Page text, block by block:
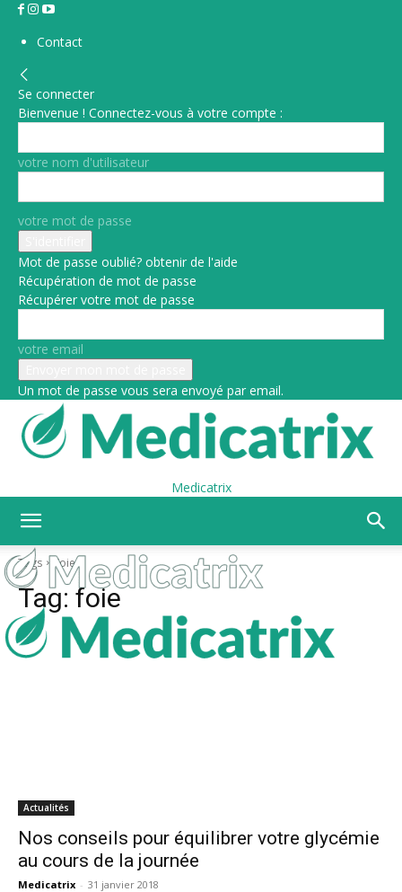
Contact
Se connecter
Bienvenue ! Connectez-vous à votre compte :
votre nom d'utilisateur
votre mot de passe
Mot de passe oublié? obtenir de l'aide
Récupération de mot de passe
Récupérer votre mot de passe
votre email
Un mot de passe vous sera envoyé par email.
Medicatrix
Tags Foie
Tag: foie
Actualités
Nos conseils pour équilibrer votre glycémie
au cours de la journée
Medicatrix - 31 janvier 2018